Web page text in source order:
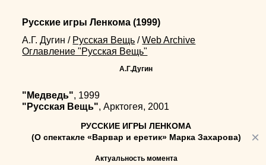
×
Русские игры Ленкома (1999)
А.Г. Дугин / Русская Вещь / Web Archive
Оглавление "Русская Вещь"
А.Г.Дугин
"Медведь", 1999
"Русская Вещь", Арктогея, 2001
РУССКИЕ ИГРЫ ЛЕНКОМА
(О спектакле «Варвар и еретик» Марка Захарова)
Актуальность момента